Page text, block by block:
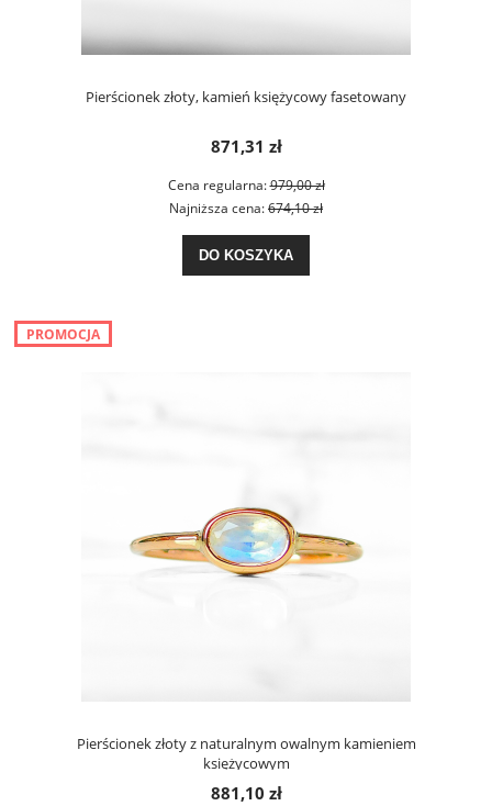
Pierścionek złoty, kamień księżycowy fasetowany
871,31 zł
Cena regularna:979,00 zł
Najniższa cena:674,10 zł
DO KOSZYKA
Pierścionek złoty z naturalnym owalnym kamieniem
księżycowym
881,10 zł
PROMOCJA